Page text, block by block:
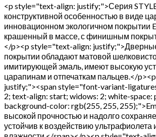
<p style="text-align: justify;">Серия
конструктивной особенностью в виде
инновационном экологичном покрытии
крашенный в массе, с финишным
</p><p style="text-align:
покрытии обладают матовой
имитирующей эмаль, имеют высокую
царапинам и отпечаткам пальцев.</
justify;"><span style="font-variant-
2; text-align: start; widows: 2; white-space:
background-color: rgb(255, 255,
высокой прочностью и надолго
устойчив к воздействию ультрафиолета